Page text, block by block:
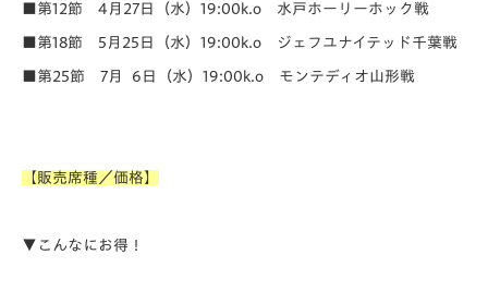
■第12節 4月27日（水）19:00k.o 水戸ホーリーホック戦
■第18節 5月25日（水）19:00k.o ジェフユナイテッド千葉戦
■第25節 7月 6日（水）19:00k.o モンテディオ山形戦
【販売席種／価格】
▼こんなにお得！